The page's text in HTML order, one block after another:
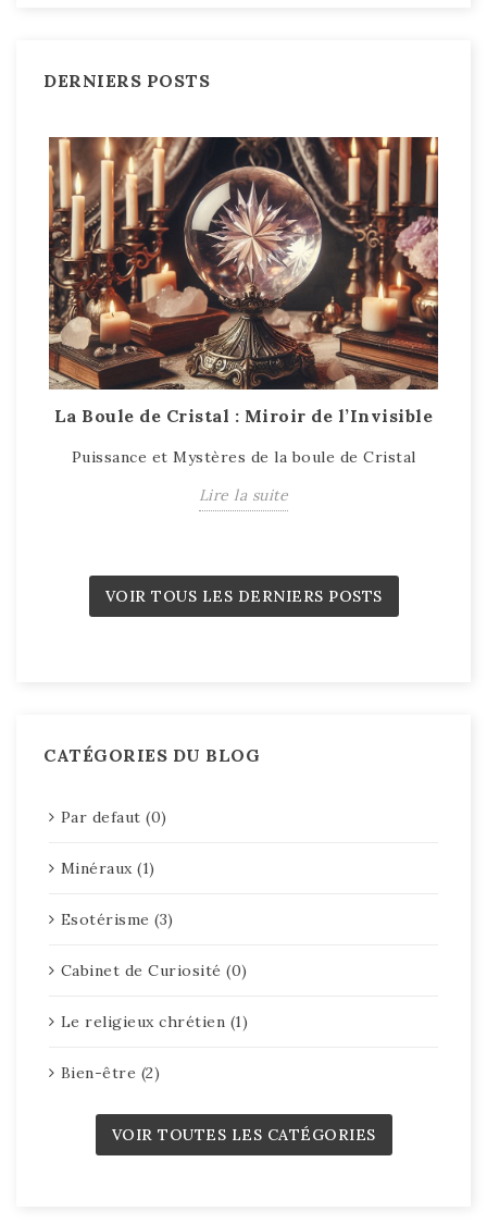
DERNIERS POSTS
La Boule de Cristal : Miroir de l’Invisible
Puissance et Mystères de la boule de Cristal
Lire la suite
VOIR TOUS LES DERNIERS POSTS
CATÉGORIES DU BLOG
Par defaut (0)
Minéraux (1)
Esotérisme (3)
Cabinet de Curiosité (0)
Le religieux chrétien (1)
Bien-être (2)
VOIR TOUTES LES CATÉGORIES